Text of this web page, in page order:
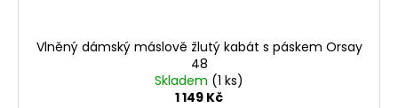
Vlněný dámský máslově žlutý kabát s páskem Orsay
48
Skladem (1 ks)
1 149 Kč